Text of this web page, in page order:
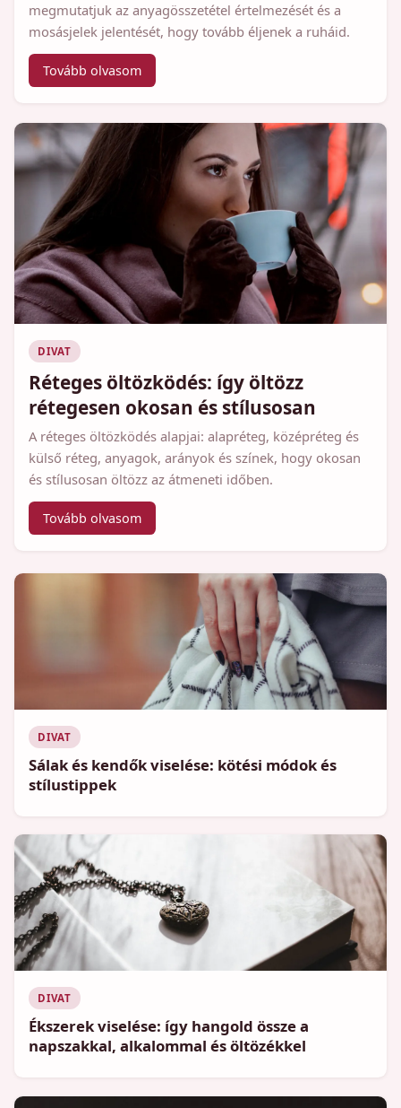
megmutatjuk az anyagösszetétel értelmezését és a
mosásjelek jelentését, hogy tovább éljenek a ruháid.
Tovább olvasom
DIVAT
Réteges öltözködés: így öltözz
rétegesen okosan és stílusosan
A réteges öltözködés alapjai: alapréteg, középréteg és
külső réteg, anyagok, arányok és színek, hogy okosan
és stílusosan öltözz az átmeneti időben.
Tovább olvasom
DIVAT
Sálak és kendők viselése: kötési módok és
stílustippek
DIVAT
Ékszerek viselése: így hangold össze a
napszakkal, alkalommal és öltözékkel